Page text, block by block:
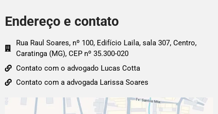
Endereço e contato
Rua Raul Soares, nº 100, Edifício Laila, sala 307, Centro,
Caratinga (MG), CEP nº 35.300-020
Contato com o advogado Lucas Cotta
Contato com a advogada Larissa Soares